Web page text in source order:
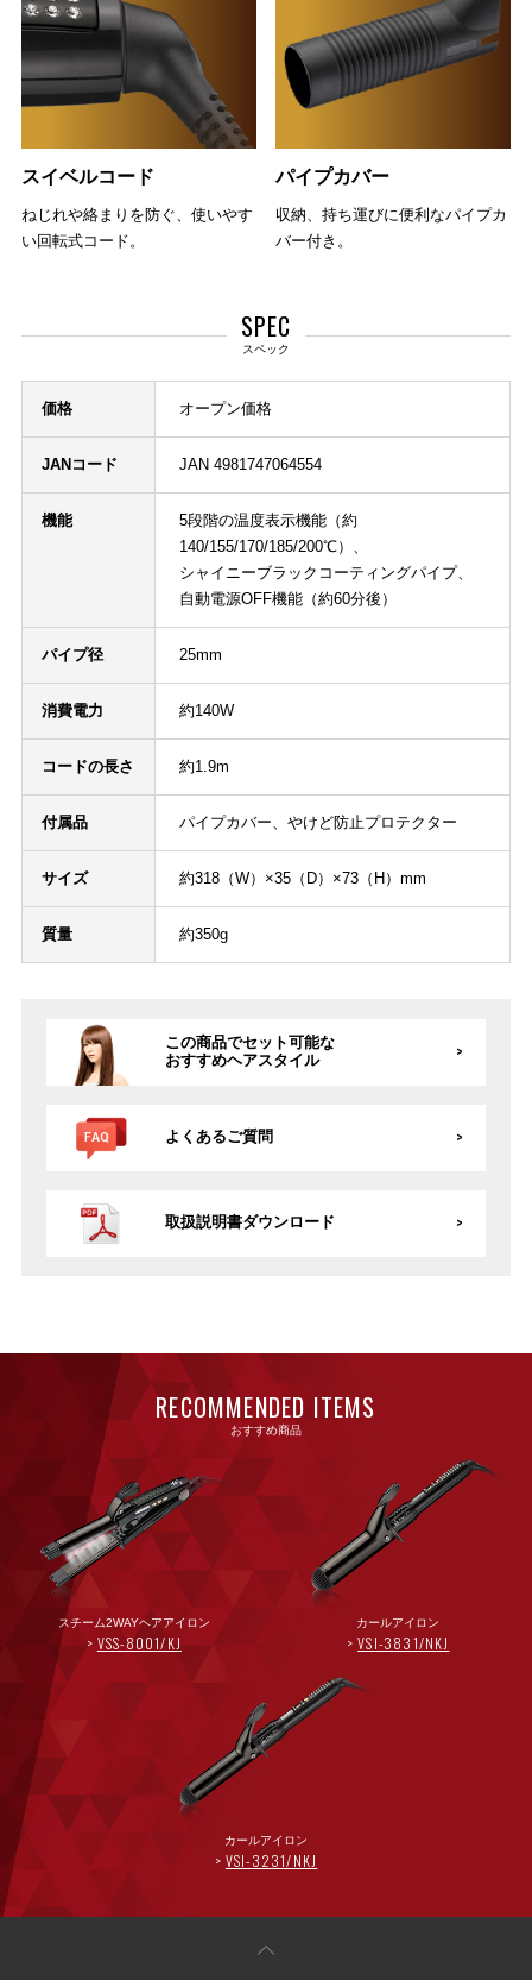
スイベルコード
ねじれや絡まりを防ぐ、使いやす
い回転式コード。
パイプカバー
収納、持ち運びに便利なパイプカ
バー付き。
SPEC
スペック
価格 オープン価格
JANコード JAN 4981747064554
機能
5段階の温度表示機能（約
140/155/170/185/200℃）、
シャイニーブラックコーティングパイプ、
自動電源OFF機能（約60分後）
パイプ径 25mm
消費電力 約140W
コードの長さ 約1.9m
付属品 パイプカバー、やけど防止プロテクター
サイズ 約318（W）×35（D）×73（H）mm
質量 約350g
この商品でセット可能な
おすすめヘアスタイル
よくあるご質問
取扱説明書ダウンロード
RECOMMENDED ITEMS
おすすめ商品
スチーム2WAYヘアアイロン
VSS-8001/KJ
カールアイロン
VSI-3831/NKJ
カールアイロン
VSI-3231/NKJ